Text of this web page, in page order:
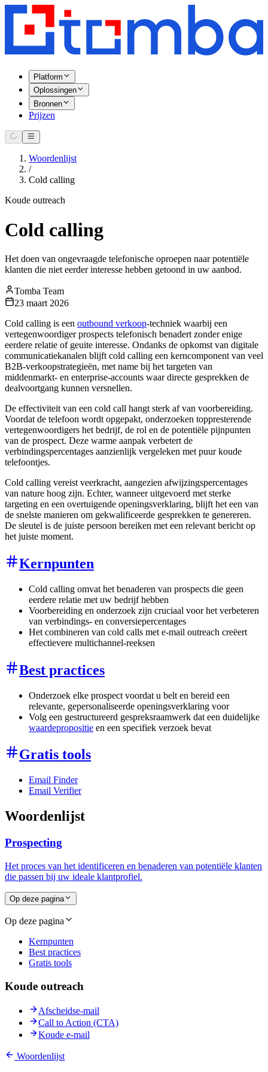
Platform
Oplossingen
Bronnen
Prijzen
Woordenlijst
/
Cold calling
Koude outreach
Cold calling
Het doen van ongevraagde telefonische oproepen naar potentiële
klanten die niet eerder interesse hebben getoond in uw aanbod.
Tomba Team
23 maart 2026
Cold calling is een outbound verkoop-techniek waarbij een
vertegenwoordiger prospects telefonisch benadert zonder enige
eerdere relatie of geuite interesse. Ondanks de opkomst van digitale
communicatiekanalen blijft cold calling een kerncomponent van veel
B2B-verkoopstrategieën, met name bij het targeten van
middenmarkt- en enterprise-accounts waar directe gesprekken de
dealvoortgang kunnen versnellen.
De effectiviteit van een cold call hangt sterk af van voorbereiding.
Voordat de telefoon wordt opgepakt, onderzoeken toppresterende
vertegenwoordigers het bedrijf, de rol en de potentiële pijnpunten
van de prospect. Deze warme aanpak verbetert de
verbindingspercentages aanzienlijk vergeleken met puur koude
telefoontjes.
Cold calling vereist veerkracht, aangezien afwijzingspercentages
van nature hoog zijn. Echter, wanneer uitgevoerd met sterke
targeting en een overtuigende openingsverklaring, blijft het een van
de snelste manieren om gekwalificeerde gesprekken te genereren.
De sleutel is de juiste persoon bereiken met een relevant bericht op
het juiste moment.
Kernpunten
Cold calling omvat het benaderen van prospects die geen
eerdere relatie met uw bedrijf hebben
Voorbereiding en onderzoek zijn cruciaal voor het verbeteren
van verbindings- en conversiepercentages
Het combineren van cold calls met e-mail outreach creëert
effectievere multichannel-reeksen
Best practices
Onderzoek elke prospect voordat u belt en bereid een
relevante, gepersonaliseerde openingsverklaring voor
Volg een gestructureerd gespreksraamwerk dat een duidelijke
waardepropositie en een specifiek verzoek bevat
Gratis tools
Email Finder
Email Verifier
Woordenlijst
Prospecting
Het proces van het identificeren en benaderen van potentiële klanten
die passen bij uw ideale klantprofiel.
Op deze pagina
Op deze pagina
Kernpunten
Best practices
Gratis tools
Koude outreach
Afscheidse-mail
Call to Action (CTA)
Koude e-mail
Woordenlijst